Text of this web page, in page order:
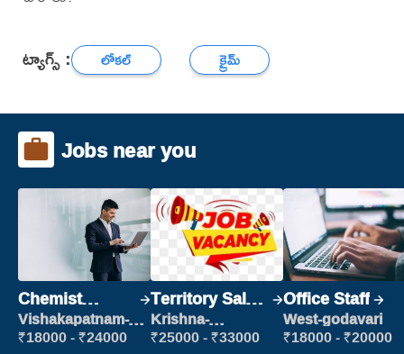
ట్యాగ్స్ : లోకల్ క్రైమ్
Jobs near you
Chemist
Production
Executive
Vishakapatnam-
new
₹18000 - ₹24000
Territory Sales
Manager
Krishna-
vijayawada
₹25000 - ₹33000
Office Staff
West-godavari
₹18000 - ₹20000